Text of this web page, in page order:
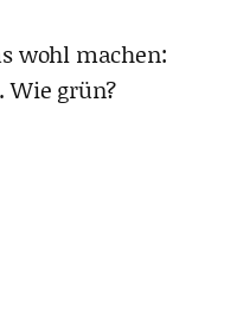
wohl machen:
Wie grün?